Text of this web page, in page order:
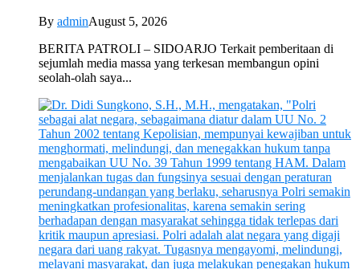
By adminAugust 5, 2026
BERITA PATROLI – SIDOARJO Terkait pemberitaan di
sejumlah media massa yang terkesan membangun opini
seolah-olah saya...